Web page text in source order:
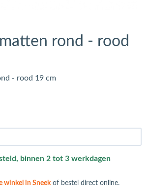
rond - rood
- rood 19 cm
binnen 2 tot 3 werkdagen
winkel in Sneekof bestel direct online.